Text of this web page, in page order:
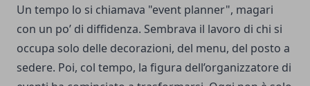
Un tempo lo si chiamava "event planner", magari
con un po’ di diffidenza. Sembrava il lavoro di chi si
occupa solo delle decorazioni, del menu, del posto a
sedere. Poi, col tempo, la figura dell’organizzatore di